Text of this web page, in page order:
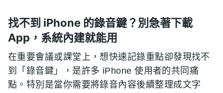
找不到 iPhone 的錄音鍵？別急著下載
App，系統內建就能用
在重要會議或課堂上，想快速記錄重點卻發現找不
到「錄音鍵」，是許多 iPhone 使用者的共同痛
點。特別是當你需要將錄音內容後續整理成文字